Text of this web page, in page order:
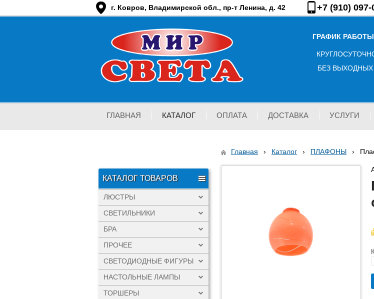
+7 (910) 097-
г. Ковров, Владимирской обл., пр-т Ленина, д. 42
ГРАФИК
БЕЗ ВЫХОДНЫХ
ГЛАВНАЯ КАТАЛОГ ОПЛАТА ДОСТАВКА УСЛУГИ
КАТАЛОГ ТОВАРОВ
ЛЮСТРЫ
СВЕТИЛЬНИКИ
БРА
ПРОЧЕЕ
СВЕТОДИОДНЫЕ ФИГУРЫ
НАСТОЛЬНЫЕ ЛАМПЫ
ТОРШЕРЫ
Главная › Каталог › ПЛАФОНЫ ›